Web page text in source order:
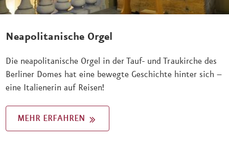
Neapolitanische Orgel
Die neapolitanische Orgel in der Tauf- und Traukirche des
Berliner Domes hat eine bewegte Geschichte hinter sich –
eine Italienerin auf Reisen!
MEHR ERFAHREN